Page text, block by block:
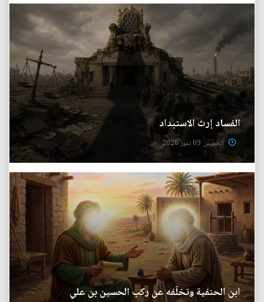
الفساد إرث الاستبداد
الخميس 09 تموز 2026
ابن الحنفية وتخلّفه عن ركب الحسين بن علي